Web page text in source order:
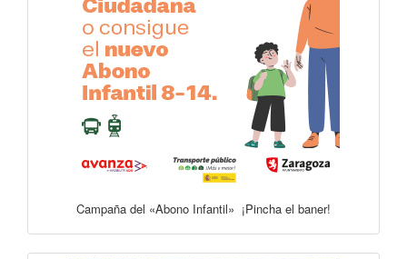
Campaña del «Abono Infantil» ¡Pincha el baner!